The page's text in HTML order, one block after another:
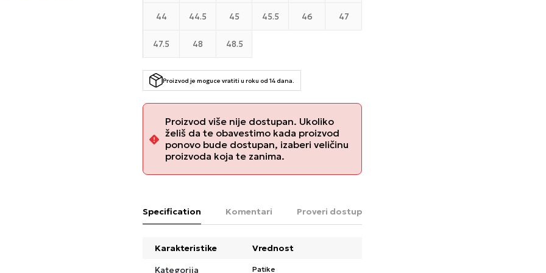
44 44.5 45 45.5 46 47
47.5 48 48.5
Proizvod je moguce vratiti u roku od 14 dana.
Proizvod više nije dostupan. Ukoliko
želiš da te obavestimo kada proizvod
ponovo bude dostupan, izaberi veličinu
proizvoda koja te zanima.
Specification Komentari Proveri dostupnost u radnjama
Karakteristike
Vrednost
Kategorija
Patike